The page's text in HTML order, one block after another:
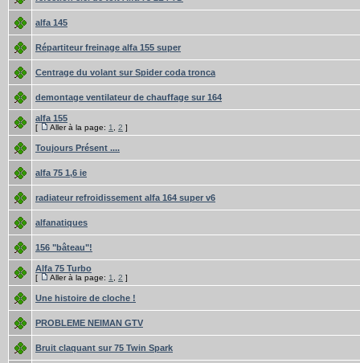
alfa 145
Répartiteur freinage alfa 155 super
Centrage du volant sur Spider coda tronca
demontage ventilateur de chauffage sur 164
alfa 155
[ Aller à la page: 1 2 ]
Toujours Présent ....
alfa 75 1,6 ie
radiateur refroidissement alfa 164 super v6
alfanatiques
156 "bâteau"!
Alfa 75 Turbo
[ Aller à la page: 1 2 ]
Une histoire de cloche !
PROBLEME NEIMAN GTV
Bruit claquant sur 75 Twin Spark